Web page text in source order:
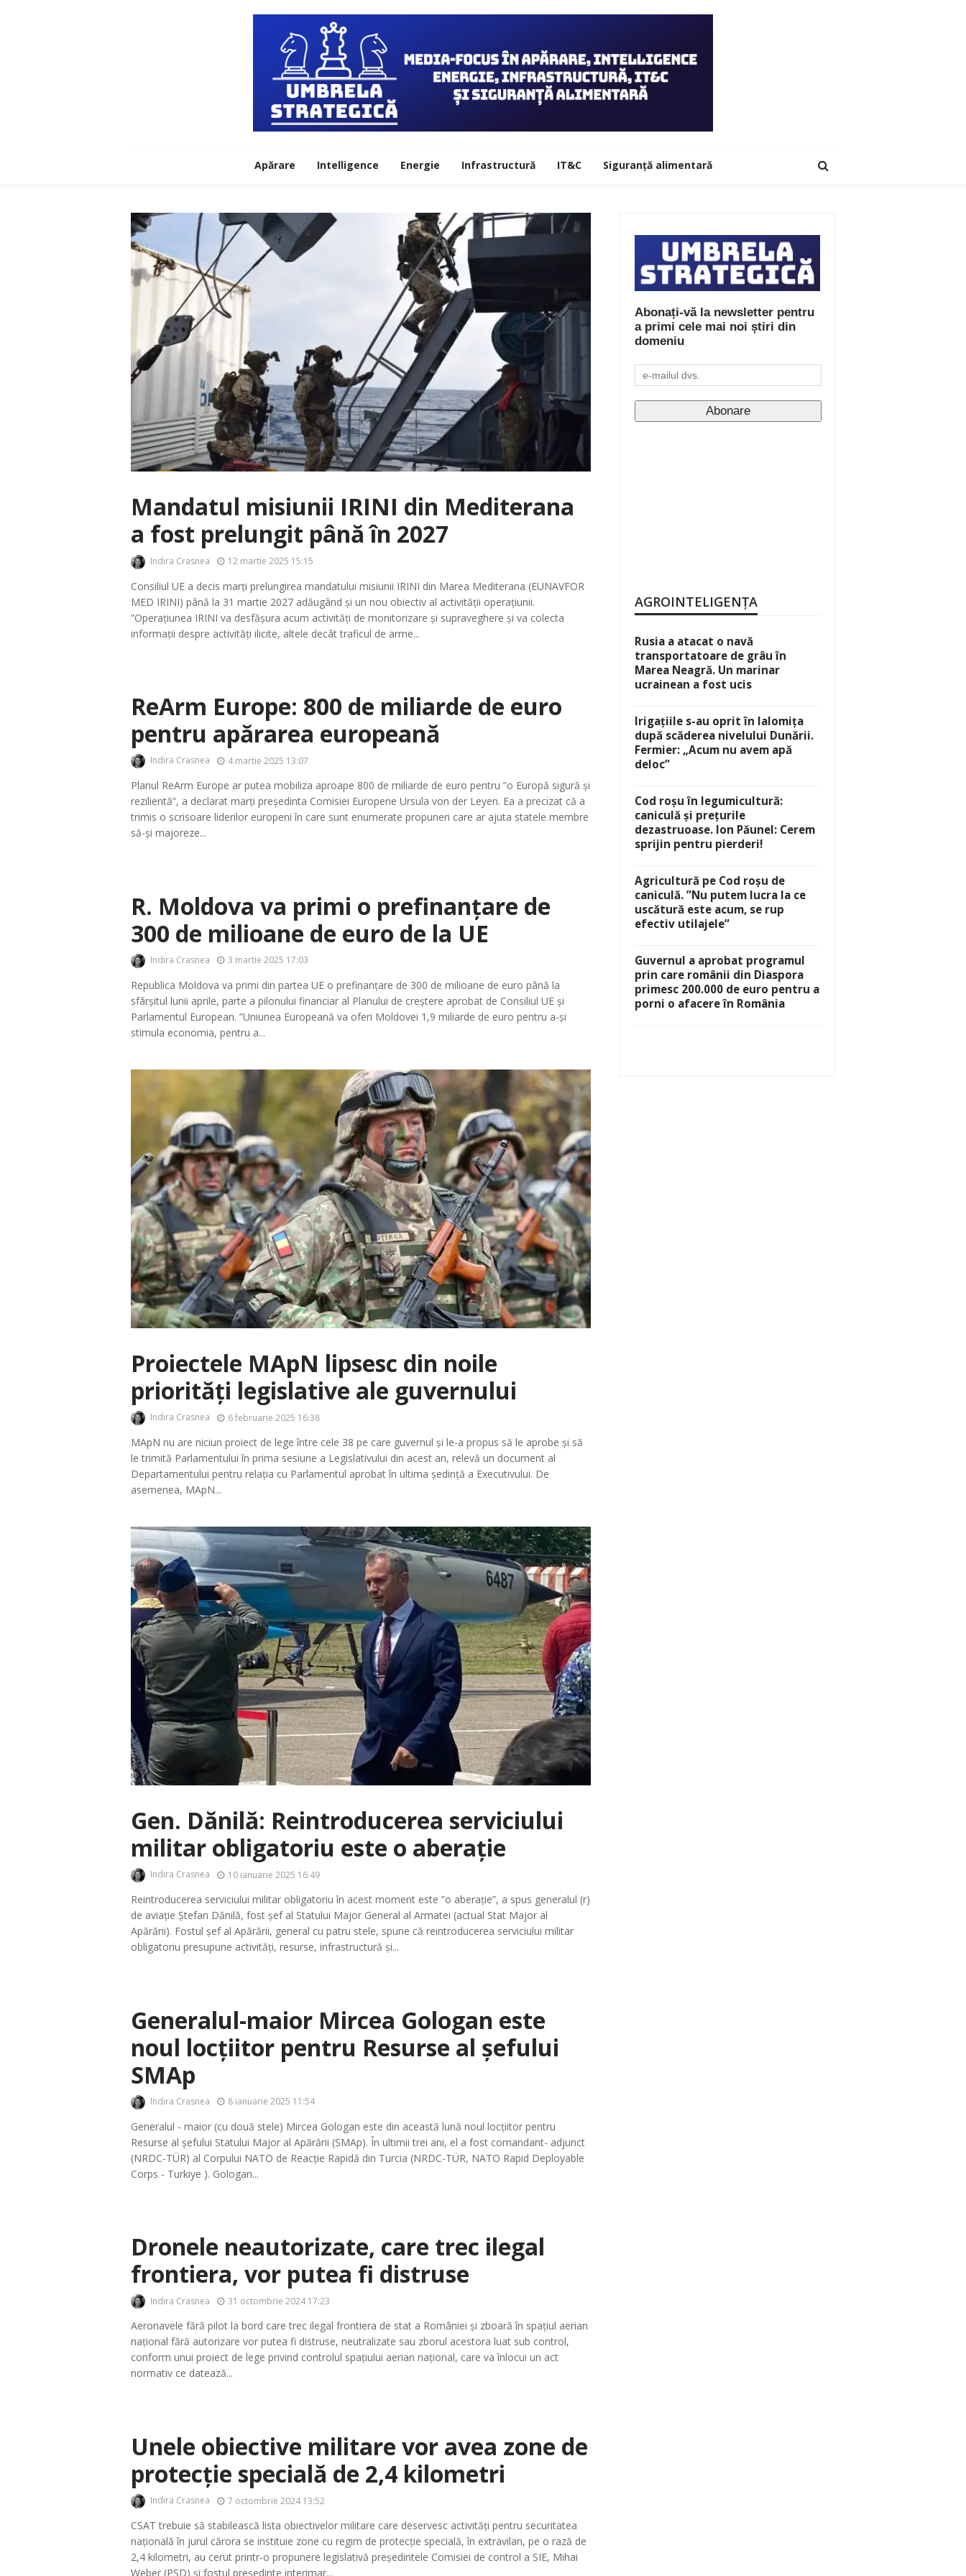
Apărare Intelligence Energie Infrastructură IT&C Siguranță alimentară
Mandatul misiunii IRINI din Mediterana
a fost prelungit până în 2027
Indira Crasnea 12 martie 2025 15:15
Consiliul UE a decis marți prelungirea mandatului misiunii IRINI din Marea Mediterana (EUNAVFOR
MED IRINI) până la 31 martie 2027 adăugând și un nou obiectiv al activității operațiunii.
”Operațiunea IRINI va desfășura acum activități de monitorizare și supraveghere și va colecta
informații despre activități ilicite, altele decât traficul de arme...
ReArm Europe: 800 de miliarde de euro
pentru apărarea europeană
Indira Crasnea 4 martie 2025 13:07
Planul ReArm Europe ar putea mobiliza aproape 800 de miliarde de euro pentru ”o Europă sigură și
rezilientă”, a declarat marți președinta Comisiei Europene Ursula von der Leyen. Ea a precizat că a
trimis o scrisoare liderilor europeni în care sunt enumerate propuneri care ar ajuta statele membre
să-și majoreze...
R. Moldova va primi o prefinanțare de
300 de milioane de euro de la UE
Indira Crasnea 3 martie 2025 17:03
Republica Moldova va primi din partea UE o prefinanțare de 300 de milioane de euro până la
sfârșitul lunii aprile, parte a pilonului financiar al Planului de creștere aprobat de Consiliul UE și
Parlamentul European. ”Uniunea Europeană va oferi Moldovei 1,9 miliarde de euro pentru a-și
stimula economia, pentru a...
Proiectele MApN lipsesc din noile
priorități legislative ale guvernului
Indira Crasnea 6 februarie 2025 16:38
MApN nu are niciun proiect de lege între cele 38 pe care guvernul și le-a propus să le aprobe și să
le trimită Parlamentului în prima sesiune a Legislativului din acest an, relevă un document al
Departamentului pentru relația cu Parlamentul aprobat în ultima ședință a Executivului. De
asemenea, MApN...
Gen. Dănilă: Reintroducerea serviciului
militar obligatoriu este o aberație
Indira Crasnea 10 ianuarie 2025 16:49
Reintroducerea serviciului militar obligatoriu în acest moment este ”o aberație”, a spus generalul (r)
de aviație Ștefan Dănilă, fost șef al Statului Major General al Armatei (actual Stat Major al
Apărării). Fostul șef al Apărării, general cu patru stele, spune că reintroducerea serviciului militar
obligatoriu presupune activități, resurse, infrastructură și...
Generalul-maior Mircea Gologan este
noul locțiitor pentru Resurse al șefului
SMAp
Indira Crasnea 8 ianuarie 2025 11:54
Generalul - maior (cu două stele) Mircea Gologan este din această lună noul locțiitor pentru
Resurse al șefului Statului Major al Apărării (SMAp). În ultimii trei ani, el a fost comandant- adjunct
(NRDC-TÜR) al Corpului NATO de Reacție Rapidă din Turcia (NRDC-TÜR, NATO Rapid Deployable
Corps - Turkiye ). Gologan...
Dronele neautorizate, care trec ilegal
frontiera, vor putea fi distruse
Indira Crasnea 31 octombrie 2024 17:23
Aeronavele fără pilot la bord care trec ilegal frontiera de stat a României și zboară în spațiul aerian
național fără autorizare vor putea fi distruse, neutralizate sau zborul acestora luat sub control,
conform unui proiect de lege privind controlul spațiului aerian național, care va înlocui un act
normativ ce datează...
Unele obiective militare vor avea zone de
protecție specială de 2,4 kilometri
Indira Crasnea 7 octombrie 2024 13:52
CSAT trebuie să stabilească lista obiectivelor militare care deservesc activități pentru securitatea
națională în jurul cărora se instituie zone cu regim de protecție specială, în extravilan, pe o rază de
2,4 kilometri, au cerut printr-o propunere legislativă președintele Comisiei de control a SIE, Mihai
Weber (PSD) și fostul președinte interimar...
Abonați-vă la newsletter pentru
a primi cele mai noi știri din
domeniu
AGROINTELIGENȚA
Rusia a atacat o navă
transportatoare de grâu în
Marea Neagră. Un marinar
ucrainean a fost ucis
Irigațiile s-au oprit în Ialomița
după scăderea nivelului Dunării.
Fermier: „Acum nu avem apă
deloc”
Cod roșu în legumicultură:
caniculă și prețurile
dezastruoase. Ion Păunel: Cerem
sprijin pentru pierderi!
Agricultură pe Cod roșu de
caniculă. ”Nu putem lucra la ce
uscătură este acum, se rup
efectiv utilajele”
Guvernul a aprobat programul
prin care românii din Diaspora
primesc 200.000 de euro pentru a
porni o afacere în România